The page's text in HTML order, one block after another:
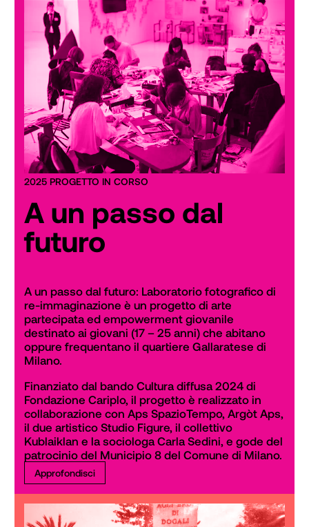
2025 PROGETTO IN CORSO
A un passo dal
futuro
A un passo dal futuro: Laboratorio fotografico di
re-immaginazione è un progetto di arte
partecipata ed empowerment giovanile
destinato ai giovani (17 – 25 anni) che abitano
oppure frequentano il quartiere Gallaratese di
Milano.
Finanziato dal bando Cultura diffusa 2024 di
Fondazione Cariplo, il progetto è realizzato in
collaborazione con Aps SpazioTempo, Argòt Aps,
il due artistico Studio Figure, il collettivo
Kublaiklan e la sociologa Carla Sedini, e gode del
patrocinio del Municipio 8 del Comune di Milano.
Approfondisci